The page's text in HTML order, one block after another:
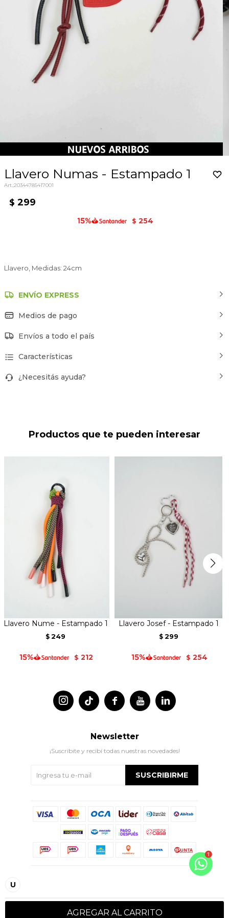
Llavero Numas - Estampado 1
20344785417001
$ 299
$ 254
Llavero, Medidas: 24cm
U
AGREGAR AL CARRITO
ENVÍO EXPRESS
Medios de pago
Envíos a todo el país
Características
¿Necesitás ayuda?
Productos que te pueden interesar
Llavero Nume - Estampado 1
$ 249
$ 212
Llavero Josef - Estampado 1
$ 299
$ 254
 
 
Newsletter
¡Suscribite y recibí todas nuestras novedades!
SUSCRIBIRME